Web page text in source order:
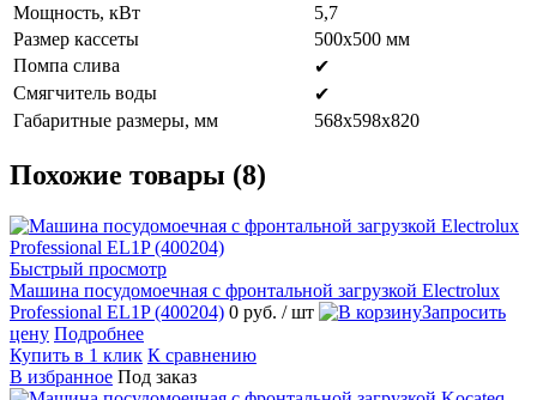
Мощность, кВт
5,7
Размер кассеты
500х500 мм
Помпа слива
✔
Смягчитель воды
✔
Габаритные размеры, мм
568х598х820
Похожие товары (8)
Быстрый просмотр
Машина посудомоечная с фронтальной загрузкой Electrolux
Professional EL1P (400204) 0 руб. / шт
Запросить
цену Подробнее
Купить в 1 клик К сравнению
В избранное Под заказ